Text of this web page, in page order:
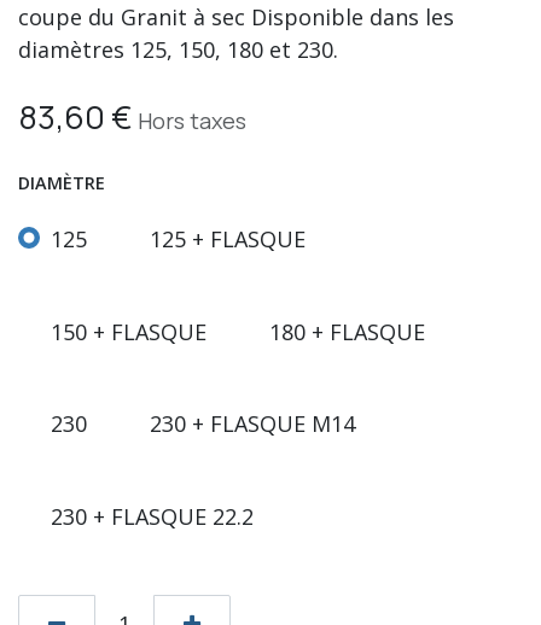
coupe du Granit à sec Disponible dans les
diamètres 125, 150, 180 et 230.
83,60 € Hors taxes
DIAMÈTRE
125 125 + FLASQUE
150 + FLASQUE 180 + FLASQUE
230 230 + FLASQUE M14
230 + FLASQUE 22.2